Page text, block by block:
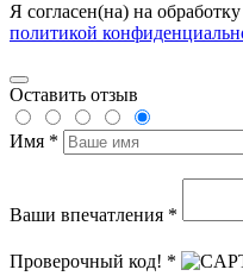
Я согласен(на) на обработку
политикой
Оставить отзыв
Имя *
Ваши впечатления *
Проверочный код! *